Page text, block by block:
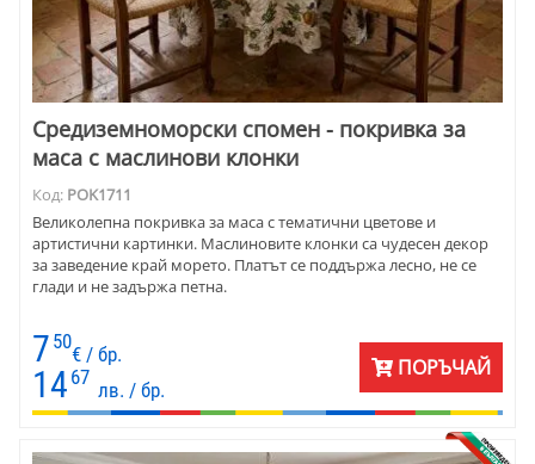
Средиземноморски спомен - покривка за
маса с маслинови клонки
Код: POK1711
Великолепна покривка за маса с тематични цветове и
артистични картинки. Маслиновите клонки са чудесен декор
за заведение край морето. Платът се поддържа лесно, не се
глади и не задържа петна.
7 50
€ / бр.
14 67
лв. / бр.
ПОРЪЧАЙ